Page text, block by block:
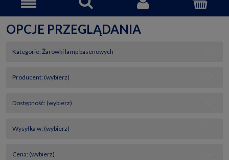
OPCJE PRZEGLĄDANIA
Kategorie: Żarówki lamp basenowych
Producent: (wybierz)
Dostępność: (wybierz)
Wysyłka w: (wybierz)
Cena: (wybierz)